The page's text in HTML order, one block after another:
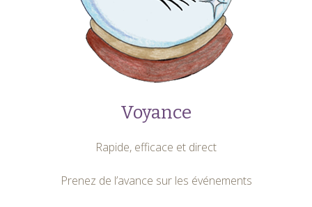
Voyance
Rapide, efficace et direct
Prenez de l’avance sur les événements